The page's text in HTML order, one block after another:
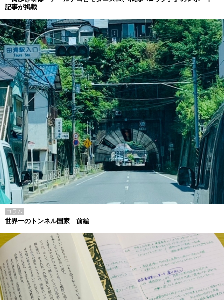
記事が掲載
コラム
世界一のトンネル国家 前編